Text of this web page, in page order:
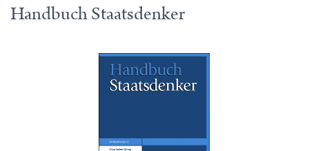
Handbuch Staatsdenker